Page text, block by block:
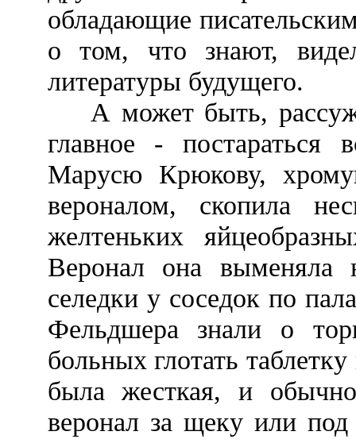
обладающие
о том, что знают,
литературы будущего.
А может быть,
главное - постараться
Марусю Крюкову,
вероналом, скопила
желтеньких
Веронал она
селедки у соседок по
Фельдшера знали о
больных глотать
была жесткая, и
веронал за щеку или